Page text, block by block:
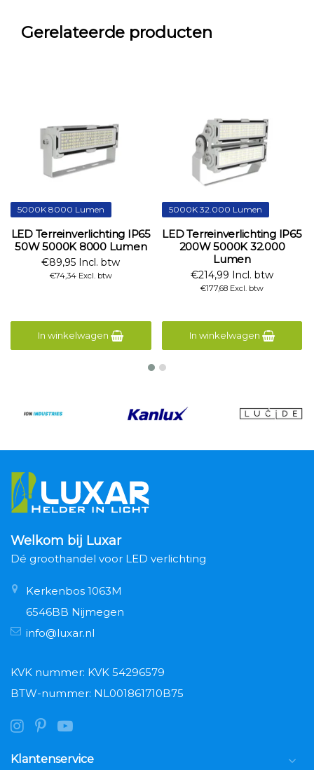
Gerelateerde producten
5000K 8000 Lumen
LED Terreinverlichting IP65
50W 5000K 8000 Lumen
€89,95 Incl. btw
€74,34 Excl. btw
In winkelwagen
5000K 32.000 Lumen
LED Terreinverlichting IP65
200W 5000K 32.000
Lumen
€214,99 Incl. btw
€177,68 Excl. btw
In winkelwagen
Welkom bij Luxar
Dé groothandel voor LED verlichting
Kerkenbos 1063M
6546BB Nijmegen
info@luxar.nl
KVK nummer: KVK 54296579
BTW-nummer: NL001861710B75
Klantenservice